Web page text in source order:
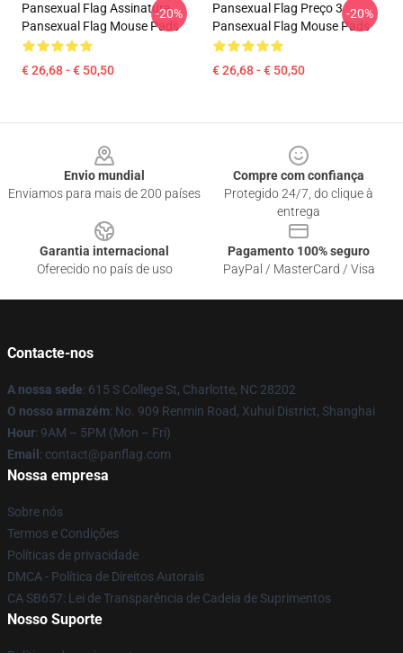
Pansexual Flag Assinatura
Pansexual Flag Mouse Pads
€ 26,68 - € 50,50
-20%
Pansexual Flag Preço 3
Pansexual Flag Mouse Pads
€ 26,68 - € 50,50
-20%
Envio mundial
Enviamos para mais de 200 países
Compre com confiança
Protegido 24/7, do clique à
entrega
Garantia internacional
Oferecido no país de uso
Pagamento 100% seguro
PayPal / MasterCard / Visa
Contacte-nos
A nossa sede: 615 S College St, Charlotte, NC 28202
O nosso armazém: No. 909 Renmin Road, Xuhui District, Shanghai
Hour: 9AM – 5PM (Mon – Fri)
Email : contact@panflag.com
Nossa empresa
Sobre nós
Termos e Condições
Políticas de privacidade
DMCA - Política de Direitos Autorais
CA SB657: Lei de Transparência de Cadeia de Suprimentos
Nosso Suporte